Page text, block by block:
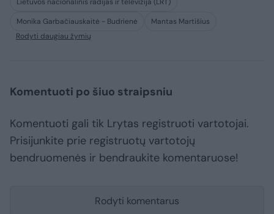
Monika Garbačiauskaitė - Budrienė
Mantas Martišius
Rodyti daugiau žymių
Komentuoti po šiuo straipsniu
Komentuoti gali tik Lrytas registruoti vartotojai.
Prisijunkite prie registruotų vartotojų
bendruomenės ir bendraukite komentaruose!
Rodyti komentarus